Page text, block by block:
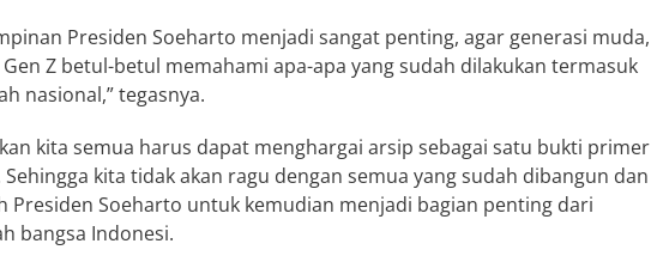
Presiden Soeharto menjadi sangat penting, agar generasi muda,
Z betul-betul memahami apa-apa yang sudah dilakukan termasuk
nasional,” tegasnya.
kita semua harus dapat menghargai arsip sebagai satu bukti primer
kita tidak akan ragu dengan semua yang sudah dibangun dan
Presiden Soeharto untuk kemudian menjadi bagian penting dari
bangsa Indonesi.